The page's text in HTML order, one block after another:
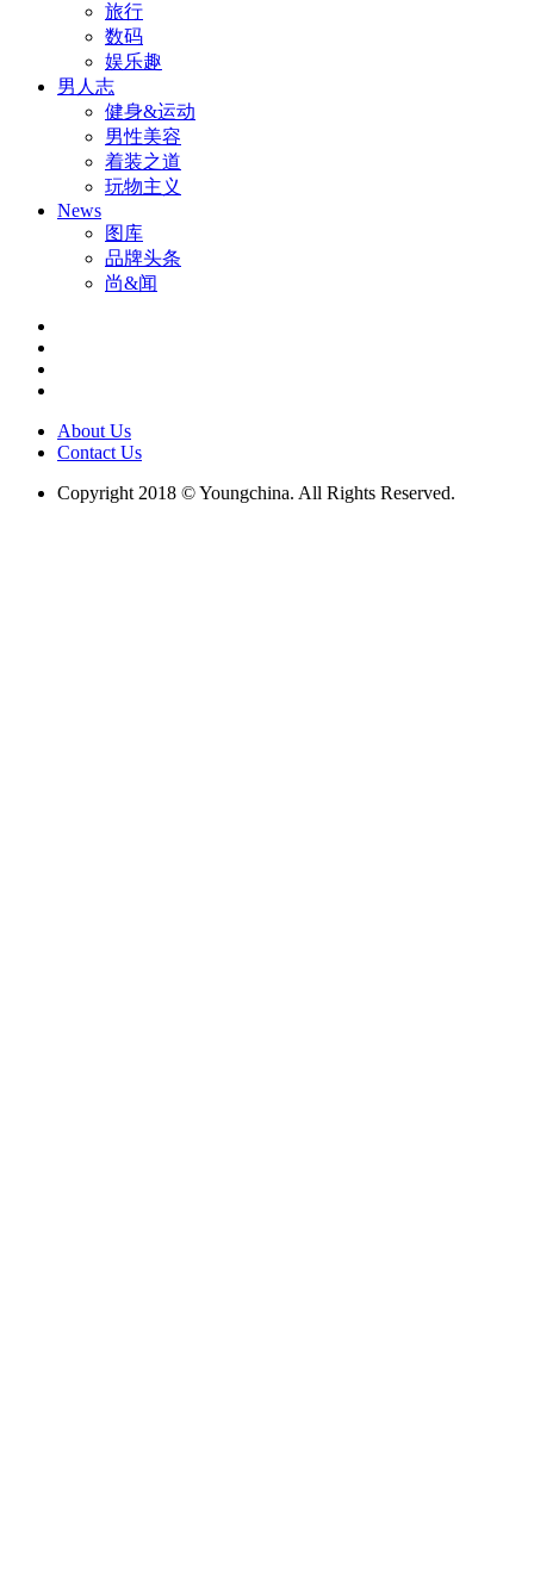
旅行
数码
娱乐趣
男人志
健身&运动
男性美容
着装之道
玩物主义
News
图库
品牌头条
尚&闻
About Us
Contact Us
Copyright 2018 © Youngchina. All Rights Reserved.